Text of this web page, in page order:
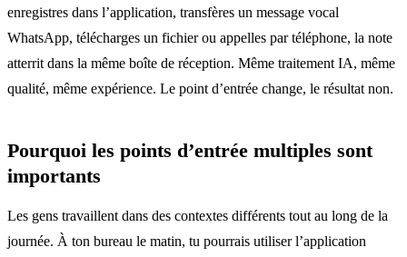
enregistres dans l’application, transfères un message vocal
WhatsApp, télécharges un fichier ou appelles par téléphone, la note
atterrit dans la même boîte de réception. Même traitement IA, même
qualité, même expérience. Le point d’entrée change, le résultat non.
Pourquoi les points d’entrée multiples sont
importants
Les gens travaillent dans des contextes différents tout au long de la
journée. À ton bureau le matin, tu pourrais utiliser l’application